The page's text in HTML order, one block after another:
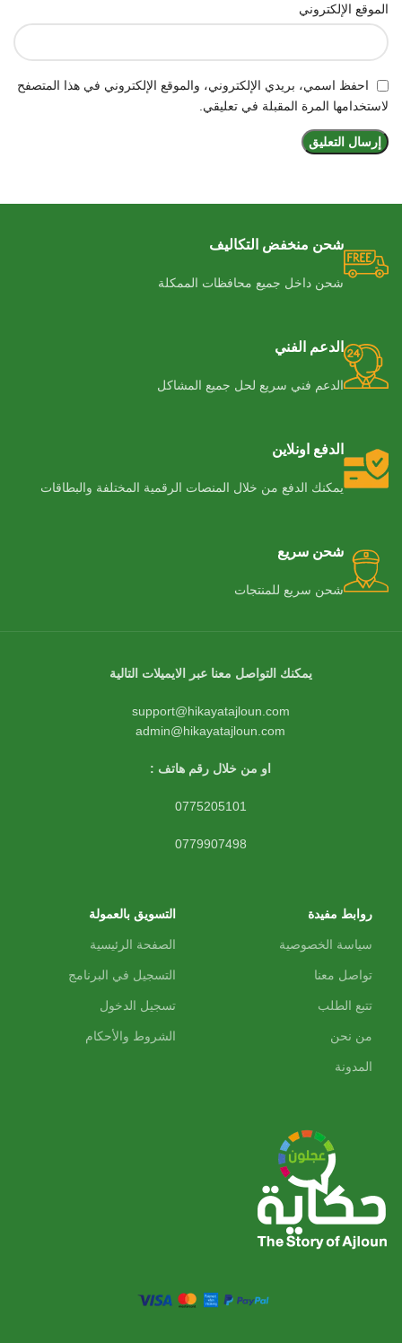
الموقع الإلكتروني
احفظ اسمي، بريدي الإلكتروني، والموقع الإلكتروني في هذا المتصفح
لاستخدامها المرة المقبلة في تعليقي.
شحن منخفض التكاليف
شحن داخل جميع محافظات الممكلة
الدعم الفني
الدعم فني سريع لحل جميع المشاكل
الدفع اونلاين
يمكنك الدفع من خلال المنصات الرقمية المختلفة والبطاقات
شحن سريع
شحن سريع للمنتجات
يمكنك التواصل معنا عبر الايميلات التالية
support@hikayatajloun.com
admin@hikayatajloun.com
او من خلال رقم هاتف :
0775205101
0779907498
روابط مفيدة
سياسة الخصوصية
تواصل معنا
تتبع الطلب
من نحن
المدونة
التسويق بالعمولة
الصفحة الرئيسية
التسجيل في البرنامج
تسجيل الدخول
الشروط والأحكام